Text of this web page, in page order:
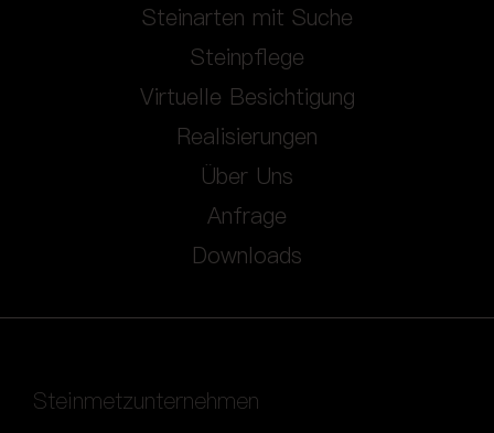
Steinarten mit Suche
Steinpflege
Virtuelle Besichtigung
Realisierungen
Über Uns
Anfrage
Downloads
Steinmetzunternehmen